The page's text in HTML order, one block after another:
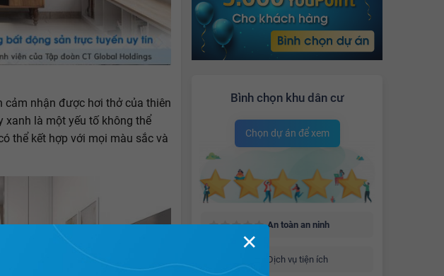
Bình chọn khu dân cư
Chọn dự án để xem
An toàn an ninh
Dịch vụ tiện ích
cảm nhận được hơi thở của thiên
xanh là một yếu tố không thể
thể kết hợp với mọi màu sắc và
✕